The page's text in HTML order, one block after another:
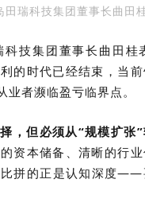
田瑞科技集团董事长曲田
技集团董事长曲田
的时代已经结束，当
者濒临盈亏临界点。
，但必须从“规模扩张
资本储备、清晰的行
拼的正是认知深度